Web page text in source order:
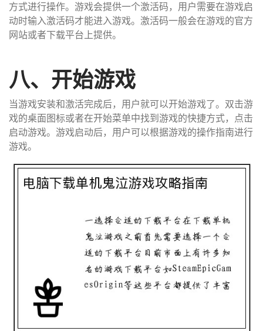
方式进行操作。游戏会提供一个激活码，用户需要在游戏启
动时输入激活码才能进入游戏。激活码一般会在游戏的官方
网站或者下载平台上提供。
八、开始游戏
当游戏安装和激活完成后，用户就可以开始游戏了。双击游
戏的桌面图标或者在开始菜单中找到游戏的快捷方式，点击
启动游戏。游戏启动后，用户可以根据游戏的操作指南进行
游戏。